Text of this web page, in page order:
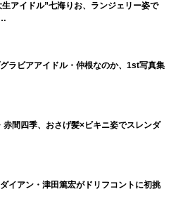
アイドル”七海りお、ランジェリー姿で
ラビアアイドル・仲根なのか、1st写真集
間四季、おさげ髪×ビキニ姿でスレンダ
イアン・津田篤宏がドリフコントに初挑